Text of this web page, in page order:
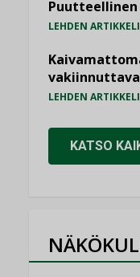
LEHDEN
LEHDEN
KATSO